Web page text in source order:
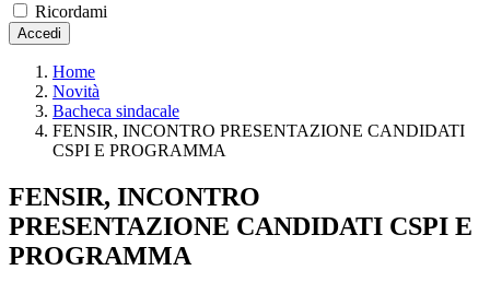
Ricordami
Accedi
Home
Novità
Bacheca sindacale
FENSIR, INCONTRO PRESENTAZIONE CANDIDATI
CSPI E PROGRAMMA
FENSIR, INCONTRO
PRESENTAZIONE CANDIDATI CSPI E
PROGRAMMA